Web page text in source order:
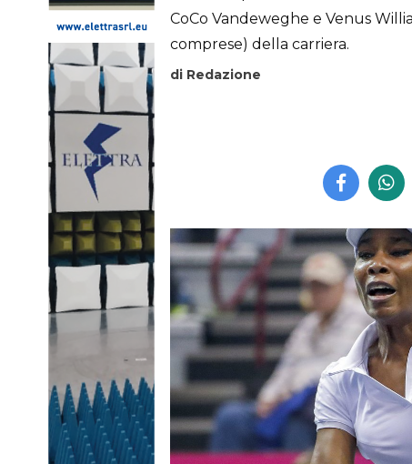
CoCo Vandeweghe e Venus
comprese) della carriera.
di Redazione